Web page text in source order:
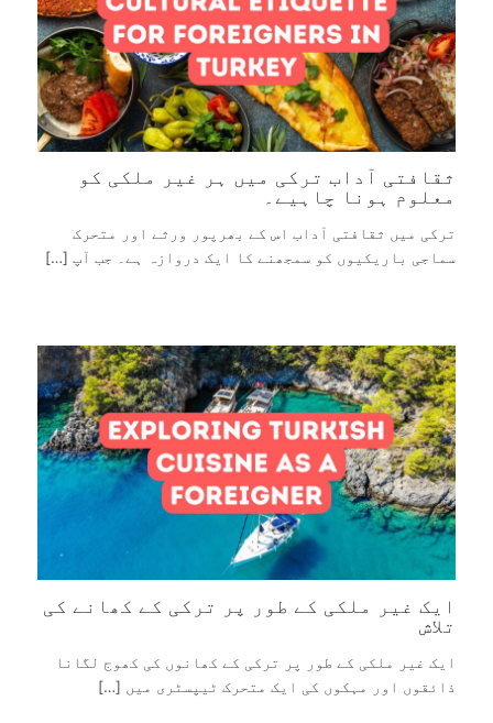
ثقافتی آداب ترکی میں ہر غیر ملکی کو
معلوم ہونا چاہیے۔
ترکی میں ثقافتی آداب اس کے بھرپور ورثے اور متحرک
سماجی باریکیوں کو سمجھنے کا ایک دروازہ ہے۔ جب آپ […]
ایک غیر ملکی کے طور پر ترکی کے کھانے کی
تلاش
ایک غیر ملکی کے طور پر ترکی کے کھانوں کی کھوج لگانا
ذائقوں اور مہکوں کی ایک متحرک ٹیپسٹری میں […]